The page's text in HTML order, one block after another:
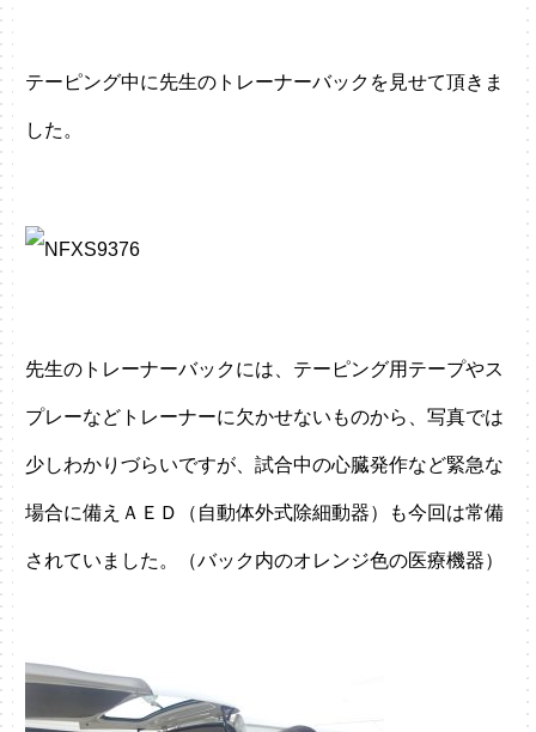
テーピング中に先生のトレーナーバックを見せて頂きま
した。
先生のトレーナーバックには、テーピング用テープやス
プレーなどトレーナーに欠かせないものから、写真では
少しわかりづらいですが、試合中の心臓発作など緊急な
場合に備えＡＥＤ（自動体外式除細動器）も今回は常備
されていました。（バック内のオレンジ色の医療機器）